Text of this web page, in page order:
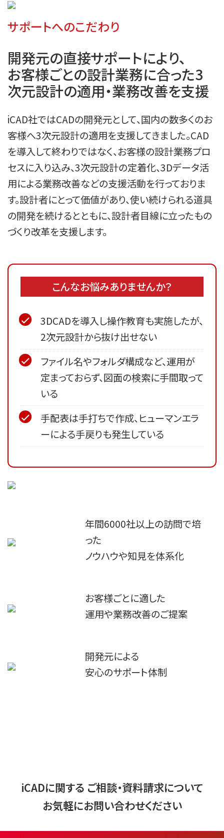
サポートへのこだわり
開発元の直接サポートにより、
お客様ごとの設計業務に合った3
次元設計の適用・業務改善を支援
iCAD社ではCADの開発元として、国内の数多くのお
客様へ3次元設計の適用を支援してきました。CAD
を導入して終わりではなく、お客様の設計業務プロ
セスに入り込み、3次元設計の定着化、3Dデータ活
用による業務改善などの支援活動を行っておりま
す。設計者にとって価値があり、使い続けられる道具
の開発を続けるとともに、設計者目線に立ったもの
づくり改革を支援します。
こんなお悩みありませんか？
3DCADを導入し操作教育も実施したが、
2次元設計から抜け出せない
ファイル名やフォルダ構成など、運用が
定まっておらず、図面の検索に手間取って
いる
手配表は手打ちで作成、ヒューマンエラ
ーによる手戻りも発生している
年間6000社以上の訪問で培
った
ノウハウや知見を体系化
お客様ごとに適した
運用や業務改善のご提案
開発元による
安心のサポート体制
iCADに関する ご相談・資料請求について
お気軽にお問い合わせください